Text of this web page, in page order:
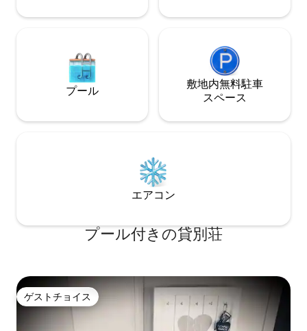
プール
敷地内無料駐⁠車
ス⁠ペ⁠ー⁠ス
エアコン
プール付きの貸別荘
ゲストチョイス
ゲストチョイス